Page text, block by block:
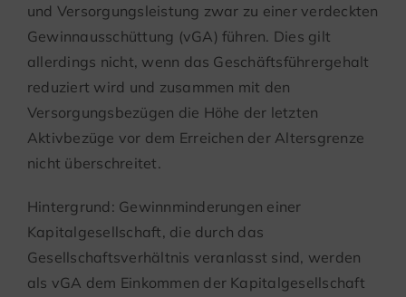
und Versorgungsleistung zwar zu einer verdeckten
Gewinnausschüttung (vGA) führen. Dies gilt
allerdings nicht, wenn das Geschäftsführergehalt
reduziert wird und zusammen mit den
Versorgungsbezügen die Höhe der letzten
Aktivbezüge vor dem Erreichen der Altersgrenze
nicht überschreitet.
Hintergrund: Gewinnminderungen einer
Kapitalgesellschaft, die durch das
Gesellschaftsverhältnis veranlasst sind, werden
als vGA dem Einkommen der Kapitalgesellschaft